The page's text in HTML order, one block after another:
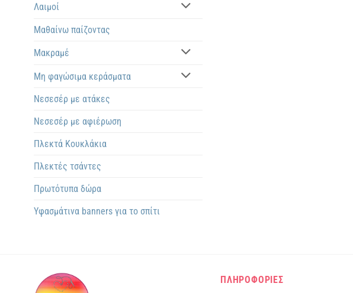
Λαιμοί
Μαθαίνω παίζοντας
Μακραμέ
Μη φαγώσιμα κεράσματα
Νεσεσέρ με ατάκες
Νεσεσέρ με αφιέρωση
Πλεκτά Kουκλάκια
Πλεκτές τσάντες
Πρωτότυπα δώρα
Υφασμάτινα banners για το σπίτι
ΠΛΗΡΟΦΟΡΙΕΣ